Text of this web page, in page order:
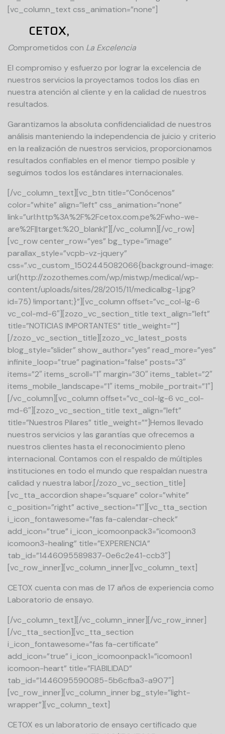
[vc_column_text css_animation=”none”]
CETOX,
Comprometidos con La Excelencia
El compromiso y esfuerzo por lograr la excelencia de
nuestros servicios la proyectamos todos los días en
nuestra atención al cliente y en la calidad de nuestros
resultados.
Garantizamos la absoluta confidencialidad de nuestros
análisis manteniendo la independencia de juicio y criterio
en la realización de nuestros servicios, proporcionamos
resultados confiables en el menor tiempo posible y
seguimos todos los estándares internacionales.
[/vc_column_text][vc_btn title=”Conócenos”
color=”white” align=”left” css_animation=”none”
link=”url:http%3A%2F%2Fcetox.com.pe%2Fwho-we-
are%2F||target:%20_blank|”][/vc_column][/vc_row]
[vc_row center_row=”yes” bg_type=”image”
parallax_style=”vcpb-vz-jquery”
css=”.vc_custom_1502445082066{background-image:
url(http://zozothemes.com/wp/mistwp/medical/wp-
content/uploads/sites/28/2015/11/medicalbg-1.jpg?
id=75) !important;}”][vc_column offset=”vc_col-lg-6
vc_col-md-6″][zozo_vc_section_title text_align=”left”
title=”NOTICIAS IMPORTANTES” title_weight=””]
[/zozo_vc_section_title][zozo_vc_latest_posts
blog_style=”slider” show_author=”yes” read_more=”yes”
infinite_loop=”true” pagination=”false” posts=”3″
items=”2″ items_scroll=”1″ margin=”30″ items_tablet=”2″
items_mobile_landscape=”1″ items_mobile_portrait=”1″]
[/vc_column][vc_column offset=”vc_col-lg-6 vc_col-
md-6″][zozo_vc_section_title text_align=”left”
title=”Nuestros Pilares” title_weight=””]Hemos llevado
nuestros servicios y las garantías que ofrecemos a
nuestros clientes hasta el reconocimiento pleno
internacional. Contamos con el respaldo de múltiples
instituciones en todo el mundo que respaldan nuestra
calidad y nuestra labor.[/zozo_vc_section_title]
[vc_tta_accordion shape=”square” color=”white”
c_position=”right” active_section=”1″][vc_tta_section
i_icon_fontawesome=”fas fa-calendar-check”
add_icon=”true” i_icon_icomoonpack3=”icomoon3
icomoon3-healing” title=”EXPERIENCIA”
tab_id=”1446095589837-0e6c2e41-ccb3″]
[vc_row_inner][vc_column_inner][vc_column_text]
CETOX cuenta con mas de 17 años de experiencia como
Laboratorio de ensayo.
[/vc_column_text][/vc_column_inner][/vc_row_inner]
[/vc_tta_section][vc_tta_section
i_icon_fontawesome=”fas fa-certificate”
add_icon=”true” i_icon_icomoonpack1=”icomoon1
icomoon-heart” title=”FIABILIDAD”
tab_id=”1446095590085-5b6cfba3-a907″]
[vc_row_inner][vc_column_inner bg_style=”light-
wrapper”][vc_column_text]
CETOX es un laboratorio de ensayo certificado que